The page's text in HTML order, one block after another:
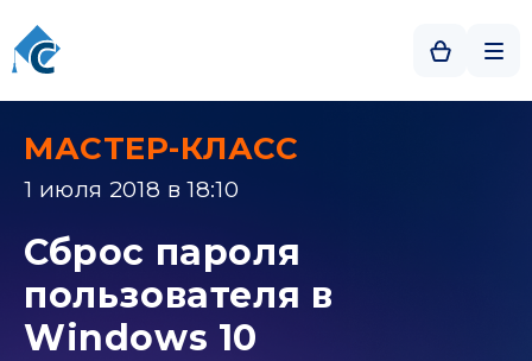
МАСТЕР-КЛАСС
1 июля 2018 в 18:10
Сброс пароля
пользователя в
Windows 10